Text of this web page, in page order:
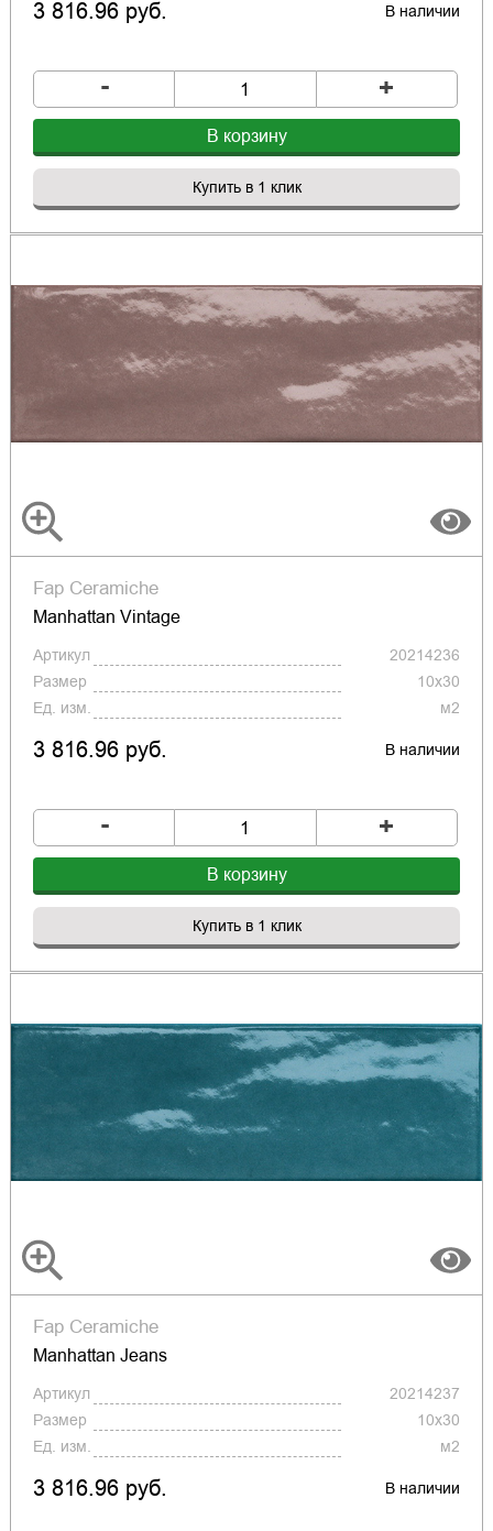
3 816.96 руб. В наличии
- +
В корзину
Купить в 1 клик
Fap Ceramiche
Manhattan Vintage
Артикул
20214236
Размер
10x30
Ед. изм.
м2
3 816.96 руб. В наличии
- +
В корзину
Купить в 1 клик
Fap Ceramiche
Manhattan Jeans
Артикул
20214237
Размер
10x30
Ед. изм.
м2
3 816.96 руб. В наличии